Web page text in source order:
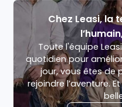
Chez Leasi, la
Toute l'équipe
quotidien pour
jour, vous êtes de
rejoindre l’aventure.